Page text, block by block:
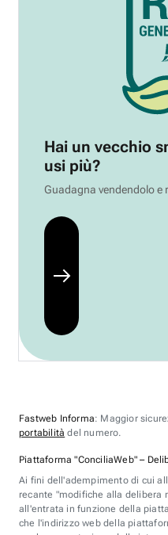
Hai un vecchio
usi più?
Guadagna vendendolo e
Fastweb Informa: Maggior
portabilità del numero.
Piattaforma "ConciliaWeb" –
Ai fini dell'adempimento di cui
recante "modifiche alla delibera
all'entrata in funzione della
che l'indirizzo web della